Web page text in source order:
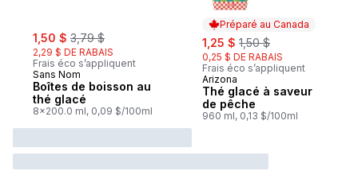
sale:
1,50 $ , formerly:
3,79 $
2,29 $ DE RABAIS
Frais éco s’appliquent
Sans Nom
Boîtes de boisson au
thé glacé
8x200.0 ml, 0,09 $/100ml
Préparé au Canada
sale:
1,25 $ , formerly:
1,50 $
0,25 $ DE RABAIS
Frais éco s’appliquent
Préparé au Canada
Arizona
Thé glacé à saveur
de pêche
960 ml, 0,13 $/100ml